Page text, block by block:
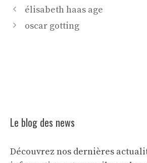
élisabeth haas age
oscar gotting
Le blog des news
Découvrez nos dernières